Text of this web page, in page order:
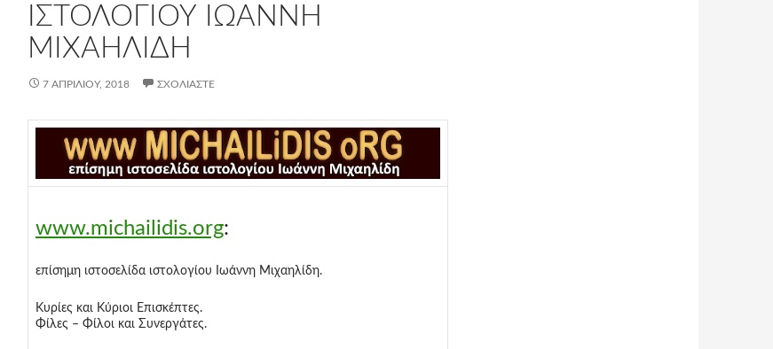
ΙΣΤΟΛΟΓΊΟΥ ΙΩΆΝΝΗ
ΜΙΧΑΗΛΊΔΗ
7 ΑΠΡΙΛΊΟΥ, 2018 ΣΧΟΛΙΆΣΤΕ
www.michailidis.org:
επίσημη ιστοσελίδα ιστολογίου Ιωάννη Μιχαηλίδη.
Κυρίες και Κύριοι Επισκέπτες.
Φίλες – Φίλοι και Συνεργάτες.